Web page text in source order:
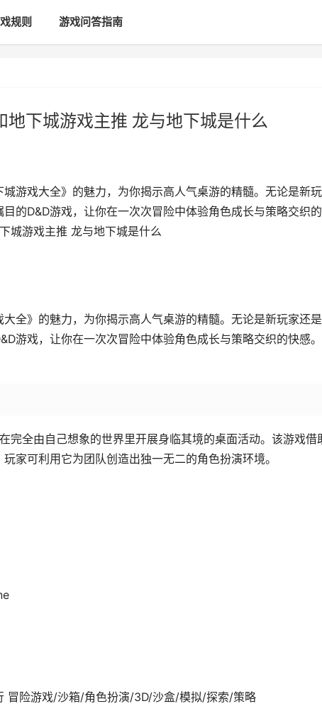
规则 游戏问答指南
下城游戏主推 龙与地下城是什么
游戏大全》的魅力，为你揭示高人气桌游的精髓。无论是新
的D&D游戏，让你在一次次冒险中体验角色成长与策略交织
城游戏主推 龙与地下城是什么
全》的魅力，为你揭示高人气桌游的精髓。无论是新玩家还
游戏，让你在一次次冒险中体验角色成长与策略交织的快感
完全由自己想象的世界里开展身临其境的桌面活动。该游戏借
家可利用它为团队创造出独一无二的角色扮演环境。
险游戏/沙箱/角色扮演/3D/沙盒/模拟/探索/策略